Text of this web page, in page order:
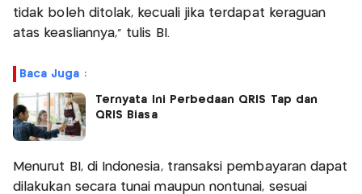
tidak boleh ditolak, kecuali jika terdapat keraguan
atas keasliannya," tulis BI.
Baca Juga :
Ternyata Ini Perbedaan QRIS Tap dan
QRIS Biasa
Menurut BI, di Indonesia, transaksi pembayaran dapat
dilakukan secara tunai maupun nontunai, sesuai